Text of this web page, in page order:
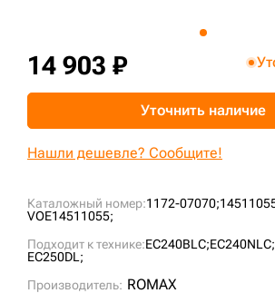
Каталожный номер:1172-07070;
VOE14511055;
Подходит к технике:EC240BLC;EC240NLC;
EC250DL;
Производитель: ROMAX
14 903 ₽
Уточнить наличие
Нашли дешевле? Сообщите!